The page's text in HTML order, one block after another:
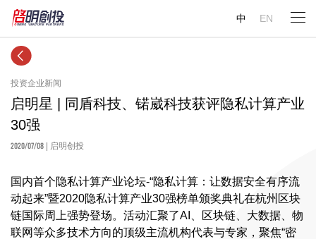
中 EN
投资企业新闻
启明星 | 同盾科技、锘崴科技获评隐私计算产业
30强
2020/07/08 | 启明创投
国内首个隐私计算产业论坛-“隐私计算：让数据安全有序流
动起来”暨2020隐私计算产业30强榜单颁奖典礼在杭州区块
链国际周上强势登场。活动汇聚了AI、区块链、大数据、物
联网等众多技术方向的顶级主流机构代表与专家，聚焦“密